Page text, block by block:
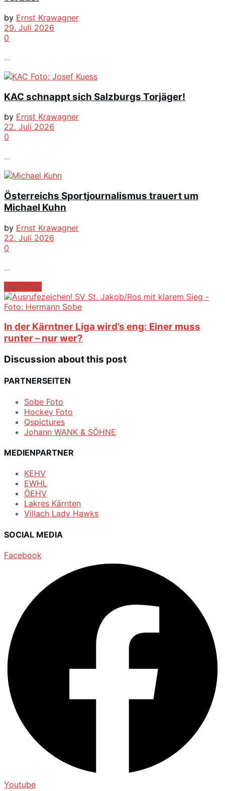
by Ernst Krawagner
29. Juli 2026
0
...
KAC schnappt sich Salzburgs Torjäger!
by Ernst Krawagner
22. Juli 2026
0
...
Österreichs Sportjournalismus trauert um
Michael Kuhn
by Ernst Krawagner
22. Juli 2026
0
...
Next Post
In der Kärntner Liga wird’s eng: Einer muss
runter – nur wer?
Discussion about this post
PARTNERSEITEN
Sobe Foto
Hockey Foto
Qspictures
Johann WANK & SÖHNE
MEDIENPARTNER
KEHV
EWHL
ÖEHV
Lakres Kärnten
Villach Lady Hawks
SOCIAL MEDIA
Facebook
Youtube